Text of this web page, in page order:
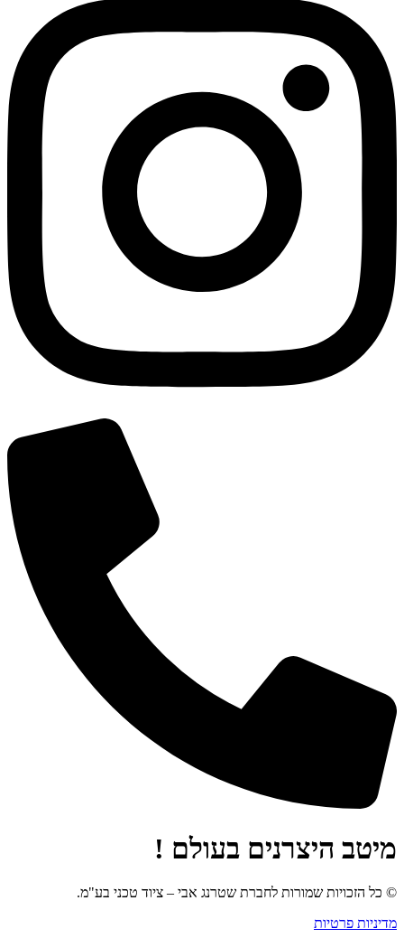
מיטב היצרנים בעולם !
© כל הזכויות שמורות לחברת שטרנג אבי – ציוד טכני בע"מ.
מדיניות פרטיות